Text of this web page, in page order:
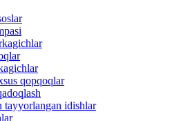
qopqoqlar
tayyorlangan idishlar